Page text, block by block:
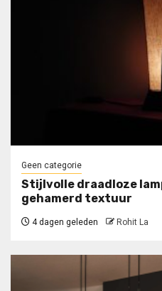
Geen categorie
Stijlvolle draadloze
gehamerd textuur
4 dagen geleden Rohit La